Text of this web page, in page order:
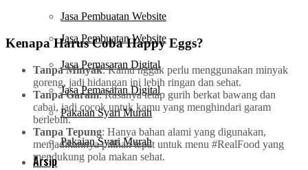
Jasa Pembuatan Website
Jasa Pemasaran Digital
Pakaian Syari Murah
Jasa Pembuatan Website
Jasa Pemasaran Digital
Pakaian Syari Murah
Arsip
Kenapa Harus Coba Happy Eggs?
Tanpa Minyak: Kamu nggak perlu menggunakan minyak
goreng, jadi hidangan ini lebih ringan dan sehat.
Tanpa Garam: Rasanya tetap gurih berkat bawang dan
cabai, jadi cocok untuk kamu yang menghindari garam
berlebih.
Tanpa Tepung: Hanya bahan alami yang digunakan,
menjadikannya pilihan tepat untuk menu #RealFood yang
mendukung pola makan sehat.